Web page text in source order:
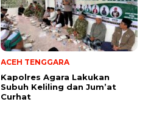
ACEH TENGGARA
Kapolres Agara Lakukan
Subuh Keliling dan Jum’at
Curhat